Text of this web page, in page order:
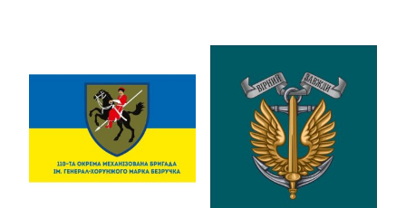
180.00
2,300.00
кілька
варіантів.
Параметри
можна
вибрати